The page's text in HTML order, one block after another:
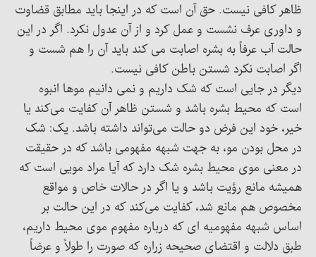
ظاهر کافی نیست. حق آن است که در اینجا باید مطابق قضاوت
و داوری عرف نشست و عمل کرد و از آن عدول نکرد. اگر در این
حالت آب عرفاً به بشره اصابت می کند باید آن را هم شست و
اگر اصابت نکرد شستن باطن کافی نیست.
دیگر در جایی است که شک داریم و نمی دانیم موها انبوه
است که محیط بشره باشد و شستن ظاهر آن کفایت می‌کند یا
خیر، خود این فرض دو حالت می‌تواند داشته باشد. یک: شک
در محل بودن مو، به جهت شبهه مفهومی باشد که در حقیقت
در معنی موی محیط بشره شک دارد که آیا مراد مویی است که
همیشه مانع رؤیت باشد و یا اگر در حالات خاص و مواقع
مخصوص هم مانع شد، کفایت می‌کند که در این حالت بر
اساس شبهه مفهومیه ای که درباره مفهوم موی محیط داریم،
طبق دلالت و اقتضای صحیحه زراره که صورت را طولاً و عرضاً